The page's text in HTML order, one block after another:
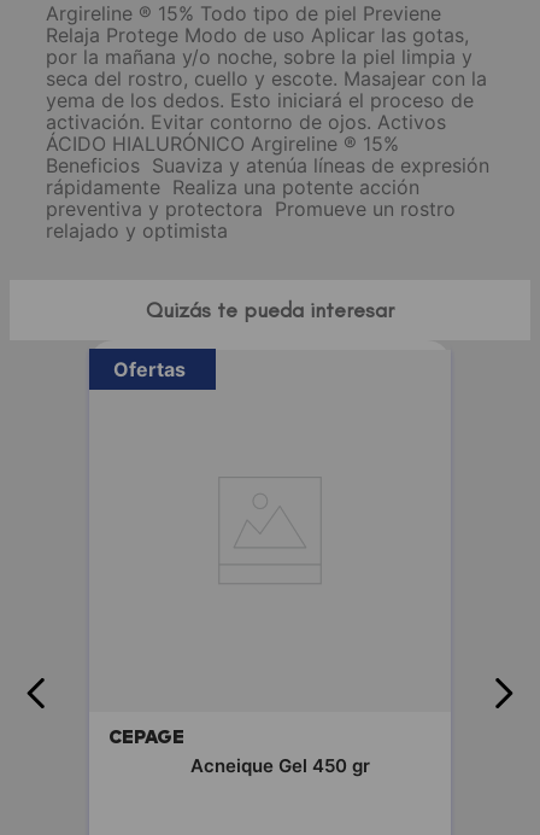
Argireline ® 15% Todo tipo de piel Previene
Relaja Protege Modo de uso Aplicar las gotas,
por la mañana y/o noche, sobre la piel limpia y
seca del rostro, cuello y escote. Masajear con la
yema de los dedos. Esto iniciará el proceso de
activación. Evitar contorno de ojos. Activos
ÁCIDO HIALURÓNICO Argireline ® 15%
Beneficios  Suaviza y atenúa líneas de expresión
rápidamente  Realiza una potente acción
preventiva y protectora  Promueve un rostro
relajado y optimista
Quizás te pueda interesar
Ofertas
CEPAGE
Acneique Gel 450 gr